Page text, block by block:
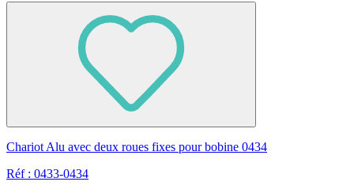
Chariot Alu avec deux roues fixes pour bobine 0434
Réf : 0433-0434